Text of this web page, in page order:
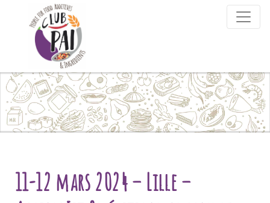
Skip to content
11-12 mars 2024 – Lille –